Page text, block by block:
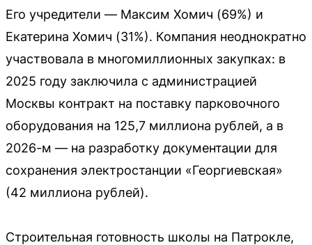
Его учредители — Максим Хомич (69%) и
Екатерина Хомич (31%). Компания неоднократно
участвовала в многомиллионных закупках: в
2025 году заключила с администрацией
Москвы контракт на поставку парковочного
оборудования на 125,7 миллиона рублей, а в
2026-м — на разработку документации для
сохранения электростанции «Георгиевская»
(42 миллиона рублей).
Строительная готовность школы на Патрокле,